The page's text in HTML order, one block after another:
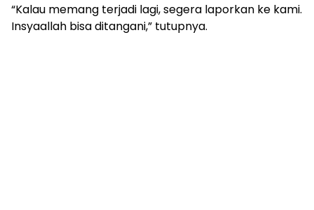
“Kalau memang terjadi lagi, segera laporkan ke kami.
Insyaallah bisa ditangani,” tutupnya.